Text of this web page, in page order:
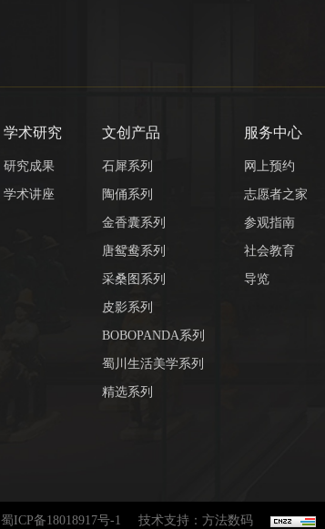
学术研究
研究成果
学术讲座
文创产品
石犀系列
陶俑系列
金香囊系列
唐鸳鸯系列
采桑图系列
皮影系列
BOBOPANDA系列
蜀川生活美学系列
精选系列
服务中心
网上预约
志愿者之家
参观指南
社会教育
导览
蜀ICP备18018917号-1 技术支持：方法数码